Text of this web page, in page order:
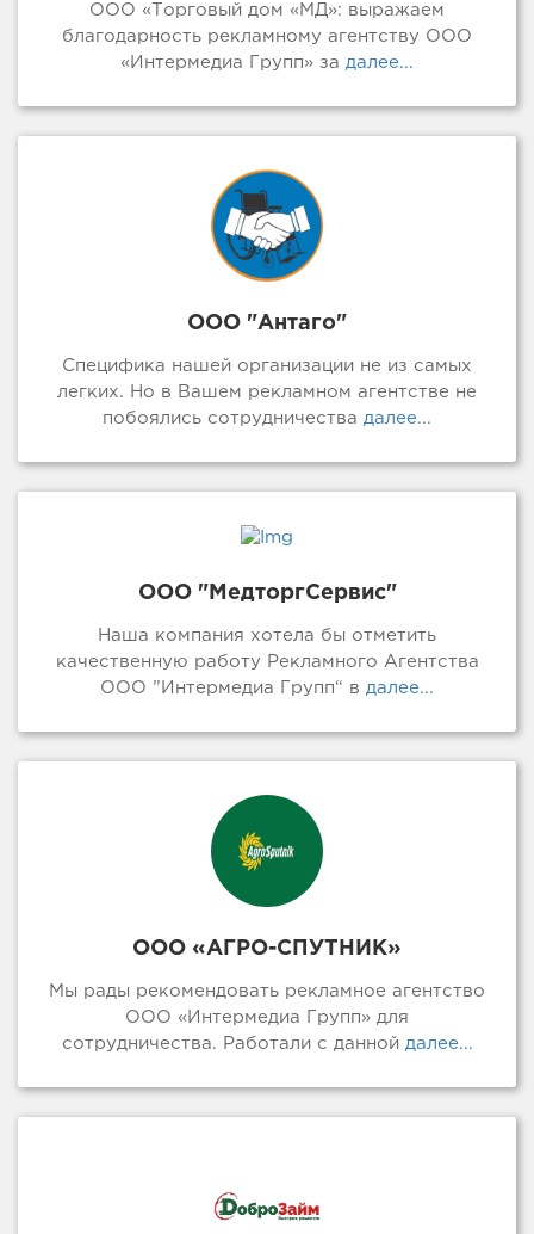
ООО «Торговый дом «МД»: выражаем
благодарность рекламному агентству ООО
«Интермедиа Групп» за далее...
ООО "Антаго"
Специфика нашей организации не из самых
легких. Но в Вашем рекламном агентстве не
побоялись сотрудничества далее...
ООО "МедторгСервис"
Наша компания хотела бы отметить
качественную работу Рекламного Агентства
ООО ”Интермедиа Групп“ в далее...
ООО «АГРО-СПУТНИК»
Мы рады рекомендовать рекламное агентство
ООО «Интермедиа Групп» для
сотрудничества. Работали с даннойдалее...